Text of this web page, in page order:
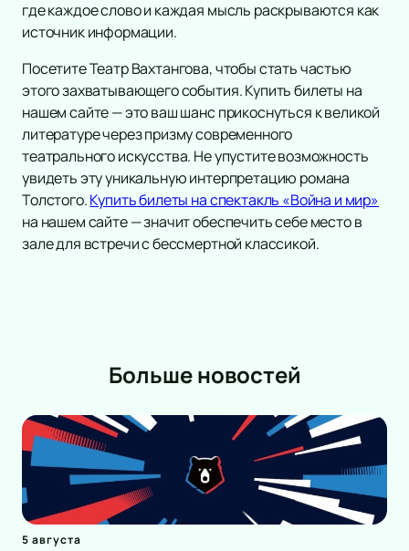
Инструментальная музыка
Инди
Танцевальное шоу
Шансон
Новогодние концерты
Гала-концерт
Вокал
Литературные чтения
Ледовое шоу
Вечеринка
Метал
Новогоднее шоу
Романс
Танец
КВН
Дискотека
Шоу иллюзионистов
Народное шоу
Трагедия
Рок-опера
Мелодрама
Экспериментальный театр
Иммерсивный спектакль
Детектив
Танго-спектакль
где каждое слово и каждая мысль раскрываются как
источник информации.
Посетите Театр Вахтангова, чтобы стать частью
этого захватывающего события. Купить билеты на
нашем сайте — это ваш шанс прикоснуться к великой
литературе через призму современного
театрального искусства. Не упустите возможность
увидеть эту уникальную интерпретацию романа
Толстого.Купить билеты на спектакль «Война и мир»
на нашем сайте — значит обеспечить себе место в
зале для встречи с бессмертной классикой.
Больше новостей
5 августа